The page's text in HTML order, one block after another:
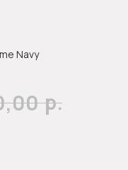
Navy
р.